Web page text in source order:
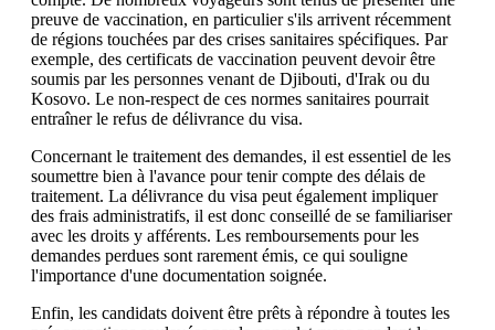
preuve de vaccination, en particulier s'ils arrivent récemment
de régions touchées par des crises sanitaires spécifiques. Par
exemple, des certificats de vaccination peuvent devoir être
soumis par les personnes venant de Djibouti, d'Irak ou du
Kosovo. Le non-respect de ces normes sanitaires pourrait
entraîner le refus de délivrance du visa.
Concernant le traitement des demandes, il est essentiel de les
soumettre bien à l'avance pour tenir compte des délais de
traitement. La délivrance du visa peut également impliquer
des frais administratifs, il est donc conseillé de se familiariser
avec les droits y afférents. Les remboursements pour les
demandes perdues sont rarement émis, ce qui souligne
l'importance d'une documentation soignée.
Enfin, les candidats doivent être prêts à répondre à toutes les